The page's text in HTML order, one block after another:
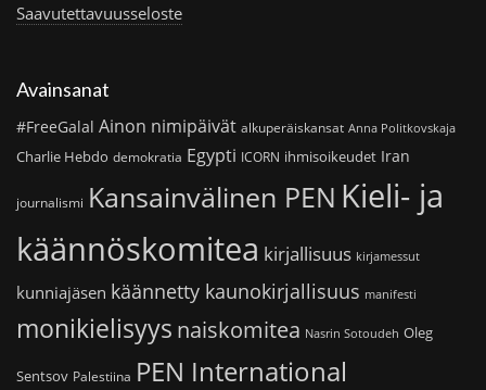
Saavutettavuusseloste
Avainsanat
#FreeGalal Ainon nimipäivät alkuperäiskansat Anna Politkovskaja
Charlie Hebdo demokratia Egypti ICORN ihmisoikeudet Iran
journalismi Kansainvälinen PEN Kieli- ja
käännöskomitea kirjallisuus kirjamessut
kunniajäsen käännetty kaunokirjallisuus manifesti
monikielisyys naiskomitea Nasrin Sotoudeh Oleg
Sentsov Palestiina PEN International